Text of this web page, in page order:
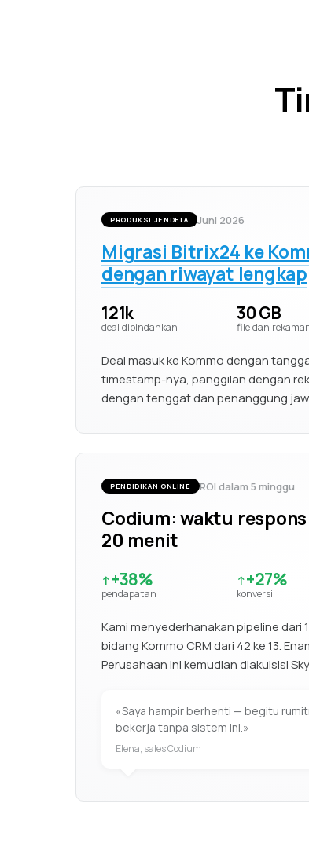
PRODUKSI JENDELA Juni 2026
Migrasi Bitrix24 ke
dengan riwayat lengkap
121k
deal dipindahkan
30 GB
file dan
Deal masuk ke Kommo dengan
timestamp-nya, panggilan dengan
dengan tenggat dan penanggung
PENDIDIKAN ONLINE ROI dalam 5 minggu
Codium: waktu
20 menit
↑+38%
pendapatan
↑+27%
konversi
Kami menyederhanakan pipeline dari
bidang Kommo CRM dari 42 ke 13.
Perusahaan ini kemudian diakuisisi
«Saya hampir berhenti — begitu
bekerja tanpa sistem ini.»
Elena, sales Codium